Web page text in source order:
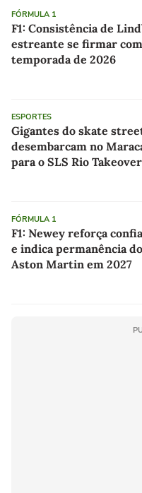
FÓRMULA 1
F1: Consistência de
estreante se firmar
temporada de 2026
ESPORTES
Gigantes do skate
desembarcam no
para o SLS Rio Takeover
FÓRMULA 1
F1: Newey reforça
e indica permanência
Aston Martin em 2027